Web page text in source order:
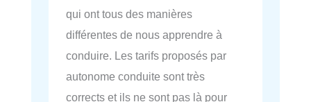
qui ont tous des manières
différentes de nous apprendre à
conduire. Les tarifs proposés par
autonome conduite sont très
corrects et ils ne sont pas là pour